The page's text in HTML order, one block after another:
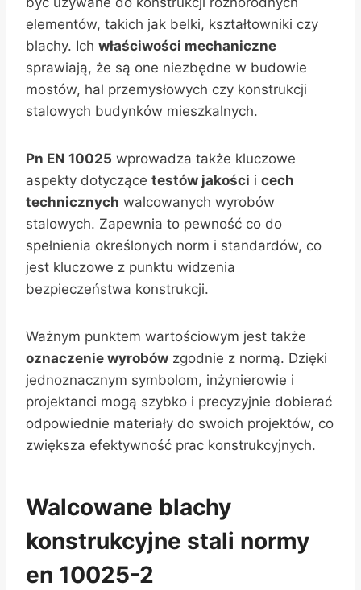
elementów, takich jak belki, kształtowniki czy
blachy. Ich właściwości mechaniczne
sprawiają, że są one niezbędne w budowie
mostów, hal przemysłowych czy konstrukcji
stalowych budynków mieszkalnych.
Pn EN 10025 wprowadza także kluczowe
aspekty dotyczące testów jakości i cech
technicznych walcowanych wyrobów
stalowych. Zapewnia to pewność co do
spełnienia określonych norm i standardów, co
jest kluczowe z punktu widzenia
bezpieczeństwa konstrukcji.
Ważnym punktem wartościowym jest także
oznaczenie wyrobów zgodnie z normą. Dzięki
jednoznacznym symbolom, inżynierowie i
projektanci mogą szybko i precyzyjnie dobierać
odpowiednie materiały do swoich projektów, co
zwiększa efektywność prac konstrukcyjnych.
Walcowane blachy
konstrukcyjne stali normy
en 10025-2